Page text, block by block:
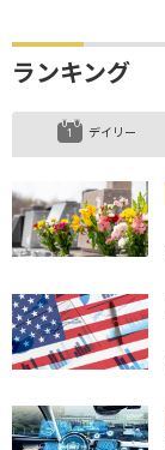
ランキング
デイリー